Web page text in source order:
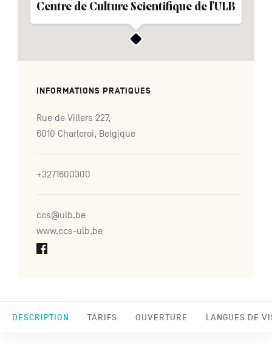
DESCRIPTION TARIFS OUVERTURE LANGUES DE
Centre de Culture Scientifique de l'ULB
INFORMATIONS PRATIQUES
Rue de Villers 227,
6010 Charleroi, Belgique
+3271600300
ccs@ulb.be
www.ccs-ulb.be